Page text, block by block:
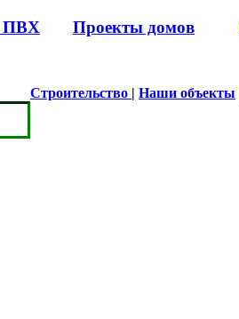
ПВХ Проекты домов
Строительство | Наши объекты